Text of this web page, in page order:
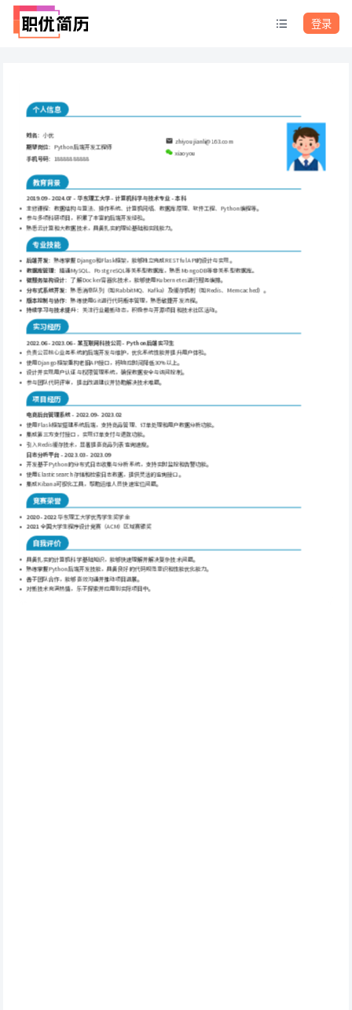
登录
个人信息
姓名：小优
期望岗位：Python后端开发工程师
手机号码：18888888888
zhiyoujianli@163.com
xiaoyou
教育背景
2019.09 - 2024.07 - 华东理工大学 - 计算机科学与技术专业 - 本科
主修课程：数据结构与算法、操作系统、计算机网络、数据库原理、软件工程、Python编程等。
参与多项科研项目，积累了丰富的后端开发经验。
熟悉云计算和大数据技术，具备扎实的理论基础和实践能力。
专业技能
后端开发：熟练掌握Django和Flask框架，能够独立完成RESTful API的设计与实现。
数据库管理：精通MySQL、PostgreSQL等关系型数据库，熟悉MongoDB等非关系型数据库。
微服务架构设计：了解Docker容器化技术，能够使用Kubernetes进行服务编排。
分布式系统开发：熟悉消息队列（如RabbitMQ、Kafka）及缓存机制（如Redis、Memcached）。
版本控制与协作：熟练使用Git进行代码版本管理，熟悉敏捷开发流程。
持续学习与技术提升：关注行业最新动态，积极参与开源项目和技术社区活动。
实习经历
2022.06 - 2023.06 - 某互联网科技公司 - Python后端实习生
负责公司核心业务系统的后端开发与维护，优化系统性能并提升用户体验。
使用Django框架重构老旧API接口，将响应时间降低30%以上。
设计并实现用户认证与权限管理系统，确保数据安全与访问控制。
参与团队代码评审，提出改进建议并协助解决技术难题。
项目经历
电商后台管理系统 - 2022.09 - 2023.02
使用Flask框架搭建系统后端，支持商品管理、订单处理和用户数据分析功能。
集成第三方支付接口，实现订单支付与退款功能。
引入Redis缓存技术，显著提高商品列表查询速度。
日志分析平台 - 2023.03 - 2023.09
开发基于Python的分布式日志收集与分析系统，支持实时监控和告警功能。
使用Elasticsearch存储和检索日志数据，提供灵活的查询接口。
集成Kibana可视化工具，帮助运维人员快速定位问题。
竞赛荣誉
2020 - 2022 华东理工大学优秀学生奖学金
2021 全国大学生程序设计竞赛（ACM）区域赛银奖
自我评价
具备扎实的计算机科学基础知识，能够快速理解并解决复杂技术问题。
熟练掌握Python后端开发技能，具备良好的代码规范意识和性能优化能力。
善于团队合作，能够高效沟通并推动项目进展。
对新技术充满热情，乐于探索并应用到实际项目中。